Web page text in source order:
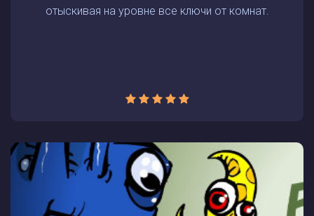
отыскивая на уровне все ключи от комнат.